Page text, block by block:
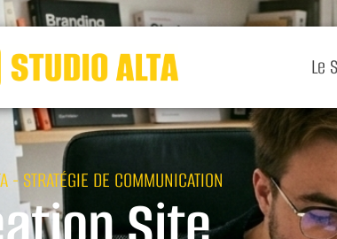
Le
- STRATÉGIE DE COMMUNICATION